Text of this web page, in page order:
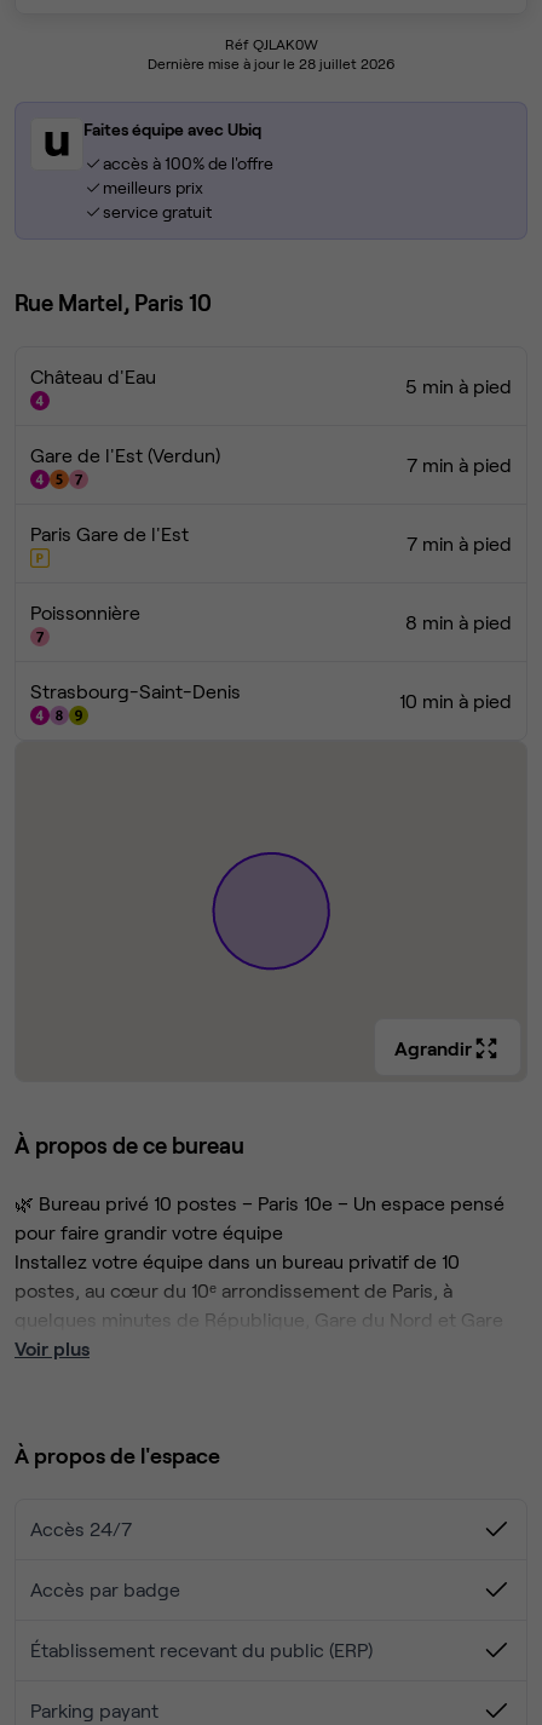
Réf QJLAK0W
Dernière mise à jour le 28 juillet 2026
Faites équipe avec Ubiq
accès à 100% de l'offre
meilleurs prix
service gratuit
Rue Martel, Paris 10
Château d'Eau 5 min à pied
Gare de l'Est (Verdun) 7 min à pied
Paris Gare de l'Est 7 min à pied
Poissonnière 8 min à pied
Strasbourg-Saint-Denis 10 min à pied
Agrandir
À propos de ce bureau
🌿 Bureau privé 10 postes – Paris 10e – Un espace pensé
pour faire grandir votre équipe
Installez votre équipe dans un bureau privatif de 10
postes, au cœur du 10ᵉ arrondissement de Paris, à
quelques minutes de République, Gare du Nord et Gare
de l'Est.
d'une communauté dynamique d'entrepreneurs et
✨ Tout est inclus :
Internet très haut débit (fibre, Wi-Fi et Ethernet)
Charges, ménage et entretien compris
Cuisine équipée, espaces lounge et cabines
Voir plus
À propos de l'espace
Accès 24/7
Accès par badge
Établissement recevant du public (ERP)
Parking payant